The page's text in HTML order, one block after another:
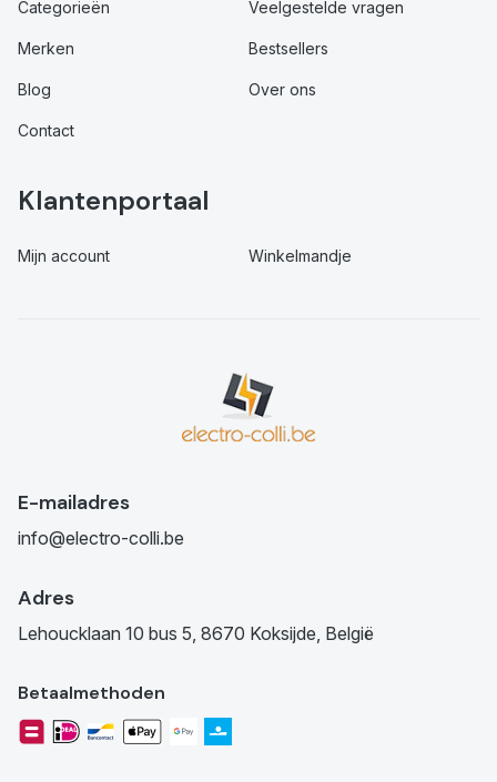
Categorieën Veelgestelde vragen
Merken Bestsellers
Blog Over ons
Contact
Klantenportaal
Mijn account Winkelmandje
E-mailadres
info@electro-colli.be
Adres
Lehoucklaan 10 bus 5, 8670 Koksijde, België
Betaalmethoden